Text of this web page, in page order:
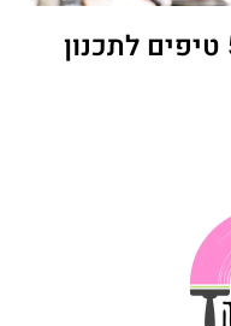
נכנסים לדירה בסטייל: 5 טיפים לתכנון